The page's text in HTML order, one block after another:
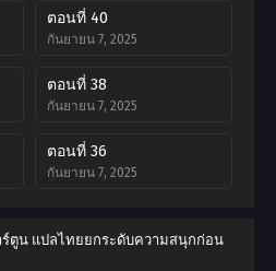
ตอนที่ 40
กันยายน 7, 2025
ตอนที่ 38
กันยายน 7, 2025
ตอนที่ 36
กันยายน 7, 2025
กันยายน 7, 2025
ร์ตูน แปลไทยยกระดับความสนุกก่อน